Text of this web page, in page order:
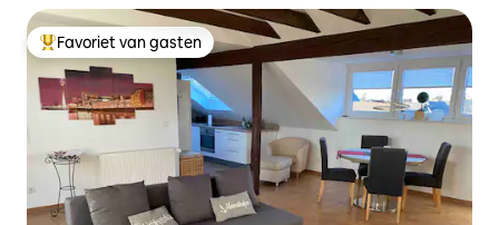
Topfavoriet van gasten
Favoriet van gasten